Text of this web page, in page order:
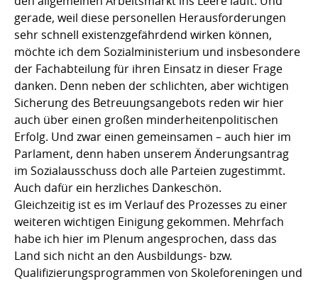
gerade, weil diese personellen Herausforderungen
sehr schnell existenzgefährdend wirken können,
möchte ich dem Sozialministerium und insbesondere
der Fachabteilung für ihren Einsatz in dieser Frage
danken. Denn neben der schlichten, aber wichtigen
Sicherung des Betreuungsangebots reden wir hier
auch über einen großen minderheitenpolitischen
Erfolg. Und zwar einen gemeinsamen – auch hier im
Parlament, denn haben unserem Änderungsantrag
im Sozialausschuss doch alle Parteien zugestimmt.
Auch dafür ein herzliches Dankeschön.
Gleichzeitig ist es im Verlauf des Prozesses zu einer
weiteren wichtigen Einigung gekommen. Mehrfach
habe ich hier im Plenum angesprochen, dass das
Land sich nicht an den Ausbildungs- bzw.
Qualifizierungsprogrammen von Skoleforeningen und